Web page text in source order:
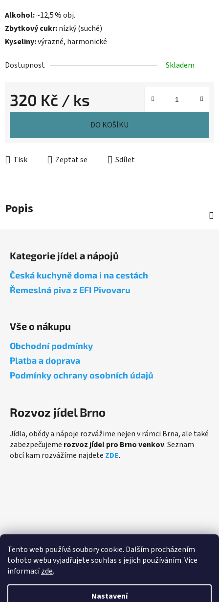
Tento web používá soubory cookie. Dalším procházením
tohoto webu vyjadřujete souhlas s jejich používáním. Více
informacízde.
Nastavení
Alkohol:~12,5 % obj.
Zbytkový cukr:nízký (suché)
Kyseliny:výrazné, harmonické
Dostupnost Skladem
320 Kč / ks
Měrná cena:
DO KOŠÍKU
Tisk Zeptat se Sdílet
Popis
Kategorie jídel a nápojů
Česká kuchyně doma i na cestách
Řemeslná piva z EFI Pivovaru
Vše o nákupu
Obchodní podmínky
Platba a doprava
Podmínky ochrany osobních údajů
Rozvoz jídel Brno
Jídla, obědy a nápoje rozvážime nejen v rámci Brna, ale také
zabezpečujeme rozvoz jídel pro Brno venkov. Seznam
obcí kam rozvážíme najdete ZDE.
Přijímáme online platby